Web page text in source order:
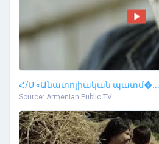
Հ/Ս «Անատոլիական պատմ�...
Source: Armenian Public TV